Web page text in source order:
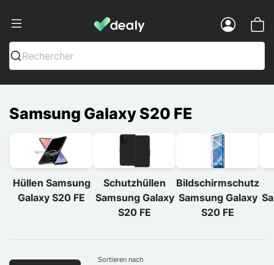
Dealy - Hüllen und Zubehör für
Rechercher
Samsung Galaxy S20 FE
Hüllen Samsung
Galaxy S20 FE
Schutzhüllen
Samsung Galaxy
S20 FE
Bildschirmschutz
Samsung Galaxy
S20 FE
Sortieren nach